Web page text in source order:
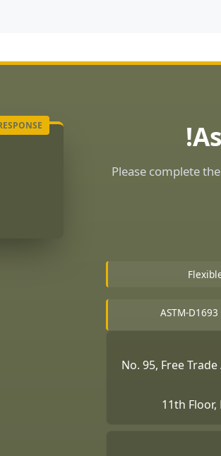
Please complete
ASTM-
No. 95, Free
11th